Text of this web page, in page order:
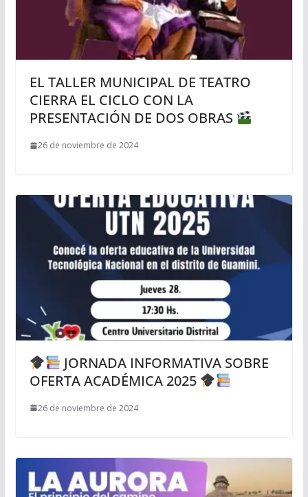
EL TALLER MUNICIPAL DE TEATRO
CIERRA EL CICLO CON LA
PRESENTACIÓN DE DOS OBRAS
26 de noviembre de 2024
JORNADA INFORMATIVA SOBRE
OFERTA ACADÉMICA 2025
26 de noviembre de 2024